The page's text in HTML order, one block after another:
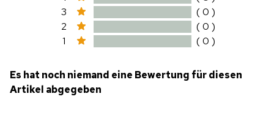
3
( 0 )
2
( 0 )
1
( 0 )
Es hat noch niemand eine Bewertung für diesen
Artikel abgegeben